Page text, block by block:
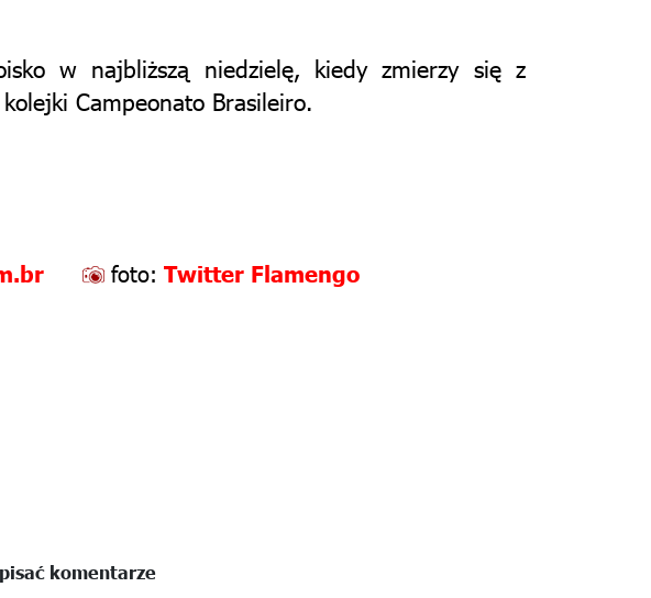
w najbliższą niedzielę, kiedy zmierzy się z
Campeonato Brasileiro.
foto: Twitter Flamengo
komentarze